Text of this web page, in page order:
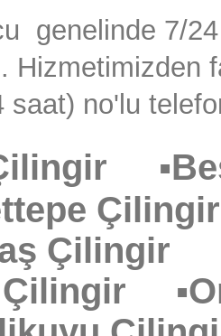
genelinde 7/
Hizmetimizden
saat) no'lu
Çilingir
Çilingir